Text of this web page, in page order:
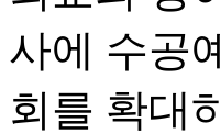
사에 수공
회를 확대